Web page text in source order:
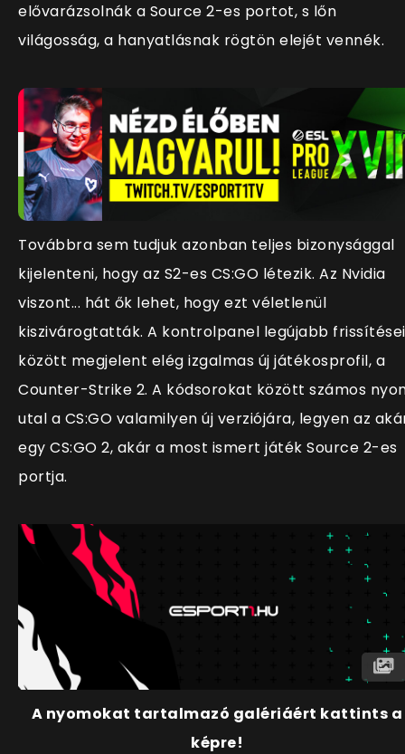
elővarázsolnák a Source 2-es portot, s lőn
világosság, a hanyatlásnak rögtön elejét vennék.
Továbbra sem tudjuk azonban teljes bizonysággal
kijelenteni, hogy az S2-es CS:GO létezik. Az Nvidia
viszont... hát ők lehet, hogy ezt véletlenül
kiszivárogtatták. A kontrolpanel legújabb frissítései
között megjelent elég izgalmas új játékosprofil, a
Counter-Strike 2. A kódsorokat között számos
utal a CS:GO valamilyen új verziójára, legyen az
egy CS:GO 2, akár a most ismert játék Source 2-es
portja.
A nyomokat tartalmazó galériáért kattints a
képre!